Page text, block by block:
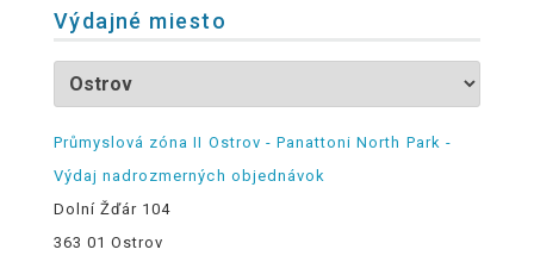
Výdajné miesto
Průmyslová zóna II Ostrov - Panattoni North Park -
Výdaj nadrozmerných objednávok
Dolní Žďár 104
363 01 Ostrov